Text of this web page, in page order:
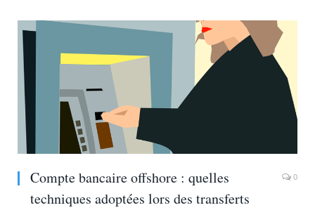
Compte bancaire offshore : quelles
techniques adoptées lors des transferts
0